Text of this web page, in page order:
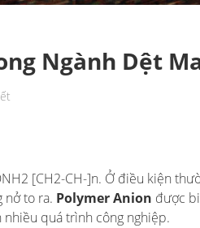
Ngành Dệt
[CH2-CH-]n. Ở điều kiện
nở to ra. Polymer Anion được
quá trình công nghiệp.